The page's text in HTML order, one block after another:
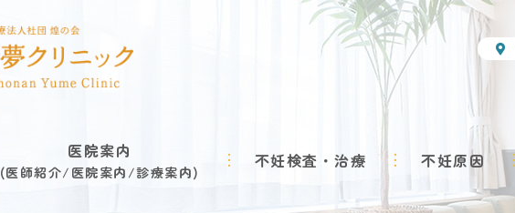
医院案内
医師紹介 医院案内 診療案内
不妊検査・治療 不妊原因